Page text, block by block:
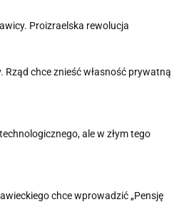
Proizraelska rewolucja
chce znieść własność prywatną
ale w złym tego
chce wprowadzić „Pensję